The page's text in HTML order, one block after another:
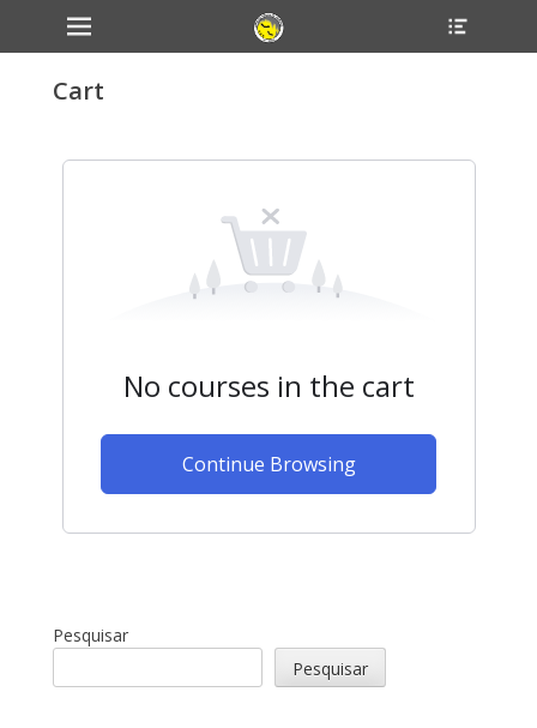
Skip
to
Primary Menu
Cart
No courses in the cart
Continue Browsing
Pesquisar
Pesquisar